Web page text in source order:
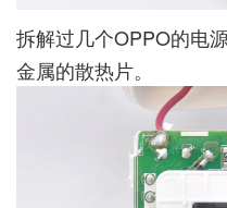
拆解过几个OPPO的电
金属的散热片。